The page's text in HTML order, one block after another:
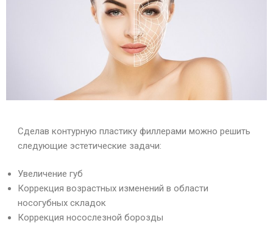
Сделав контурную пластику филлерами можно решить
следующие эстетические задачи:
Увеличение губ
Коррекция возрастных изменений в области
носогубных складок
Коррекция носослезной борозды